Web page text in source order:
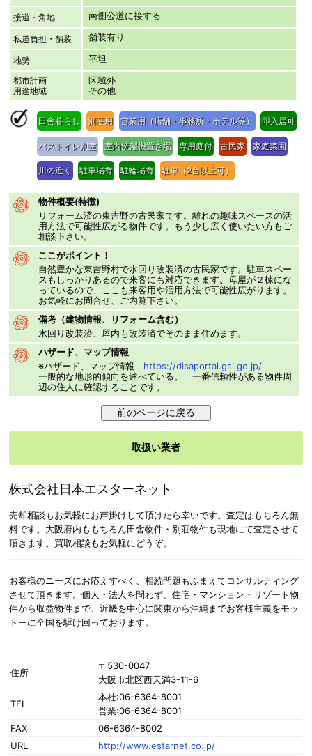
接道・角地 南側公道に接する
私道負担・舗装 舗装有り
地勢 平坦
都市計画
用途地域
区域外
その他
田舎暮らし 別荘用 営業用（店舗・事務所・ホテル等） 即入居可
バストイレ別室 室内洗濯機置き場 専用庭付 古民家 家庭菜園
川の近く 駐車場有 駐輪場有 駐車（2台以上可）
物件概要(特徴)
リフォーム済の東吉野の古民家です。離れの趣味スペースの活
用方法で可能性広がる物件です。もう少し広く使いたい方もご
相談下さい。
ここがポイント！
自然豊かな東吉野村で水回り改装済の古民家です。駐車スペー
スもしっかりあるので来客にも対応できます。母屋が２棟にな
っているので、ここも来客用や活用方法で可能性広がります。
お気軽にお問合せ、ご内覧下さい。
備考（建物情報、リフォーム含む）
水回り改装済、屋内も改装済でそのまま住めます。
ハザード、マップ情報
※ハザード、マップ情報 https://disaportal.gsi.go.jp/
一般的な地形的傾向を述べている。 一番信頼性がある物件周
辺の住人に確認することです。
取扱い業者
株式会社日本エスターネット
売却相談もお気軽にお声掛けして頂けたら幸いです。査定はもちろん無
料です。大阪府内ももちろん田舎物件・別荘物件も現地にて査定させて
頂きます。買取相談もお気軽にどうぞ。
お客様のニーズにお応えすべく、相続問題もふまえてコンサルティング
させて頂きます。個人・法人を問わず、住宅・マンション・リゾート物
件から収益物件まで、近畿を中心に関東から沖縄までお客様主義をモッ
トーに全国を駆け回っております。
住所
〒530-0047
大阪市北区西天満3-11-6
TEL
本社:06-6364-8001
営業:06-6364-8001
FAX
06-6364-8002
URL
http://www.estarnet.co.jp/